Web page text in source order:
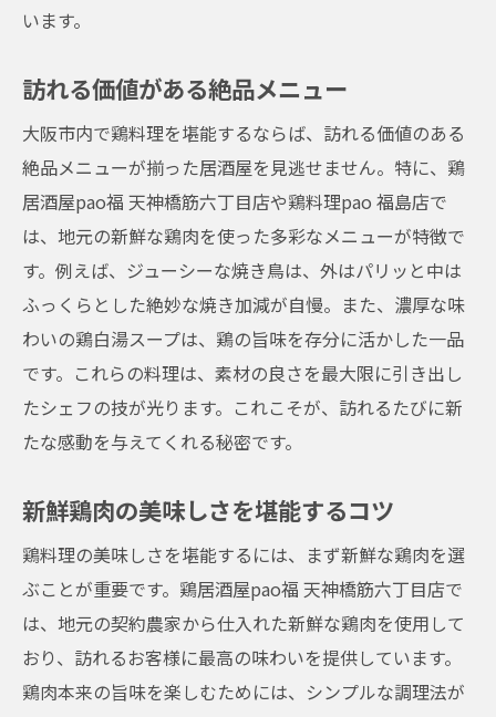
います。
訪れる価値がある絶品メニュー
大阪市内で鶏料理を堪能するならば、訪れる価値のある
絶品メニューが揃った居酒屋を見逃せません。特に、鶏
居酒屋pao福 天神橋筋六丁目店や鶏料理pao 福島店で
は、地元の新鮮な鶏肉を使った多彩なメニューが特徴で
す。例えば、ジューシーな焼き鳥は、外はパリッと中は
ふっくらとした絶妙な焼き加減が自慢。また、濃厚な味
わいの鶏白湯スープは、鶏の旨味を存分に活かした一品
です。これらの料理は、素材の良さを最大限に引き出し
たシェフの技が光ります。これこそが、訪れるたびに新
たな感動を与えてくれる秘密です。
新鮮鶏肉の美味しさを堪能するコツ
鶏料理の美味しさを堪能するには、まず新鮮な鶏肉を選
ぶことが重要です。鶏居酒屋pao福 天神橋筋六丁目店で
は、地元の契約農家から仕入れた新鮮な鶏肉を使用して
おり、訪れるお客様に最高の味わいを提供しています。
鶏肉本来の旨味を楽しむためには、シンプルな調理法が